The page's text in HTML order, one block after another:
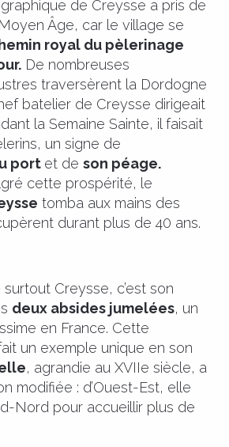
de Creysse a pris de
Âge, car le village se
royal du pèlerinage
De nombreuses
traversèrent la Dordogne
batelier de Creysse dirigeait
la Semaine Sainte, il faisait
un signe de
port et de son péage.
cette prospérité, le
tomba aux mains des
durant plus de 40 ans.
Creysse, c’est son
deux absides jumelées, un
en France. Cette
un exemple unique en son
, agrandie au XVIIe siècle, a
modifiée : d’Ouest-Est, elle
Nord pour accueillir plus de